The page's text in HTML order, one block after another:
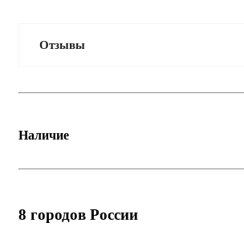
Отзывы
Наличие
8 городов России